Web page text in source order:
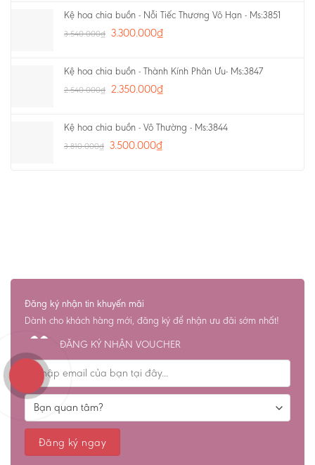
Kệ hoa chia buồn - Nỗi Tiếc Thương Vô Hạn - Ms:3851
3.540.000₫ 3.300.000₫
Kệ hoa chia buồn - Thành Kính Phân Ưu- Ms:3847
2.540.000₫ 2.350.000₫
Kệ hoa chia buồn - Vô Thường - Ms:3844
3.810.000₫ 3.500.000₫
Đăng ký nhận tin khuyến mãi
Dành cho khách hàng mới, đăng ký để nhận ưu đãi sớm nhất!
ĐĂNG KÝ NHẬN VOUCHER